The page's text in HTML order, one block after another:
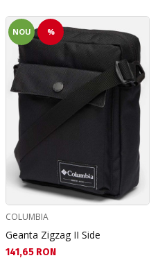
NOU %
COLUMBIA
Geanta Zigzag II Side
Текуща цена:
141,65 RON